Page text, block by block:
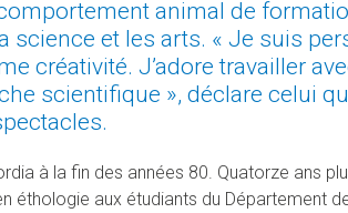
animal de
science et les arts. « Je suis
créativité. J’adore travailler
scientifique », déclare celui
à la fin des années 80. Quatorze ans
éthologie aux étudiants du Département